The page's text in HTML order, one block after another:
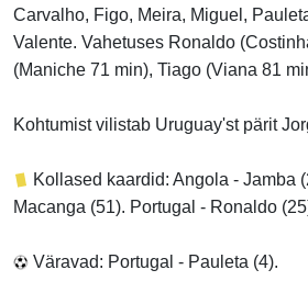
Carvalho, Figo, Meira, Miguel,
Valente. Vahetuses Ronaldo
(Maniche 71 min), Tiago (Viana 81
Kohtumist vilistab Uruguay'st pärit
Kollased kaardid: Angola - Jamba
Macanga (51). Portugal - Ronaldo
Väravad: Portugal - Pauleta (4).